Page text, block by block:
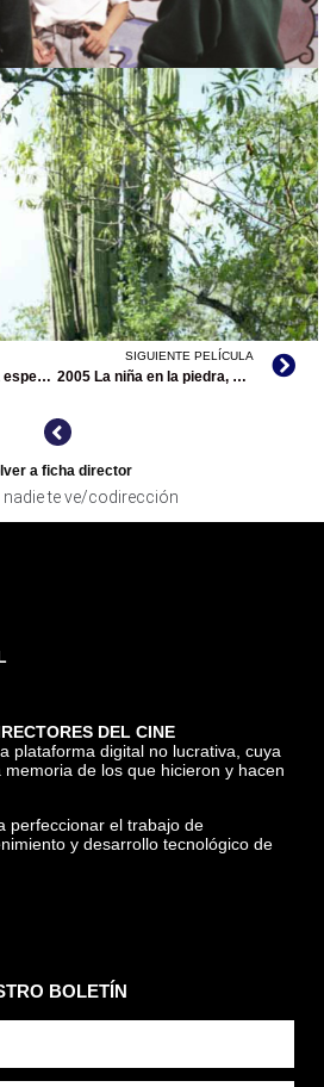
NADIE TE VE, TOMADA DE
INTERNET
NADIE TE VE, TOMADA DE
2005 La guerrilla y la esperanza: Lucio Cabañas/documental
SIGUIENTE PELÍCULA
2005 La niña en la piedra, nadie te ve/codirección.
a ficha director
nadie te ve/codirección
DEL CINE
plataforma digital no lucrativa, cuya
de los que hicieron y hacen
perfeccionar el trabajo de
y desarrollo tecnológico de
BOLETÍN